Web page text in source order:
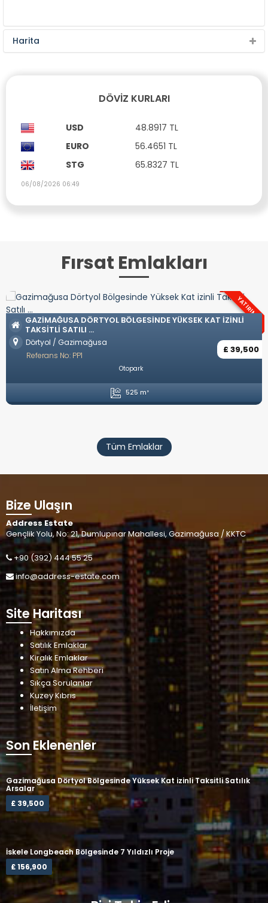
Harita
DÖVIZ KURLARI
USD
48.8917 TL
EURO
56.4651 TL
STG
65.8327 TL
06/08/2026 06:49
Fırsat Emlakları
YATIRIM
KAT IZINLI
£ 39,500
OZANKÖY BÖLGESINDE TÜRK
Özel Garaj
Tüm Emlaklar
Bize Ulaşın
Address Estate
Gençlik Yolu, No: 21, Dumlupınar Mahallesi, Gazimağusa / KKTC
+90 (392) 444 55 25
info@address-estate.com
Site Haritası
Hakkımızda
Satılık Emlaklar
Kiralık Emlaklar
Satın Alma Rehberi
Sıkça Sorulanlar
Kuzey Kıbrıs
İletişim
Son Eklenenler
Gazimağusa Dörtyol Bölgesinde Yüksek Kat izinli Taksitli Satılık
Arsalar
£ 39,500
İskele Longbeach Bölgesinde 7 Yıldızlı Proje
£ 156,900